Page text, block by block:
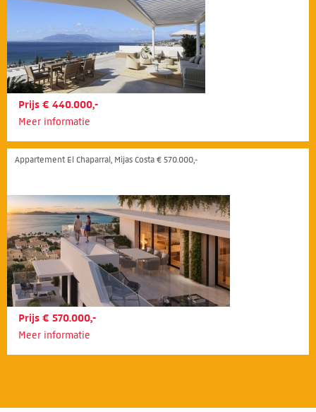
Prijs € 440.000,-
Meer informatie
Appartement El Chaparral, Mijas Costa € 570.000,-
Prijs € 570.000,-
Meer informatie